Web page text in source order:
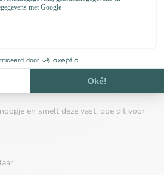
kraal over de twee draden
en smelt deze vast, doe dit voor